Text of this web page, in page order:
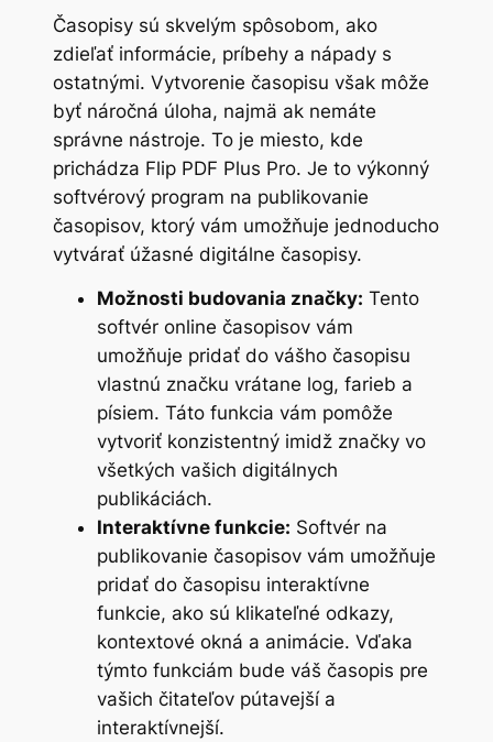
Časopisy sú skvelým spôsobom, ako
zdieľať informácie, príbehy a nápady s
ostatnými. Vytvorenie časopisu však môže
byť náročná úloha, najmä ak nemáte
správne nástroje. To je miesto, kde
prichádza Flip PDF Plus Pro. Je to výkonný
softvérový program na publikovanie
časopisov, ktorý vám umožňuje jednoducho
vytvárať úžasné digitálne časopisy.
Možnosti budovania značky: Tento
softvér online časopisov vám
umožňuje pridať do vášho časopisu
vlastnú značku vrátane log, farieb a
písiem. Táto funkcia vám pomôže
vytvoriť konzistentný imidž značky vo
všetkých vašich digitálnych
publikáciách.
Interaktívne funkcie: Softvér na
publikovanie časopisov vám umožňuje
pridať do časopisu interaktívne
funkcie, ako sú klikateľné odkazy,
kontextové okná a animácie. Vďaka
týmto funkciám bude váš časopis pre
vašich čitateľov pútavejší a
interaktívnejší.